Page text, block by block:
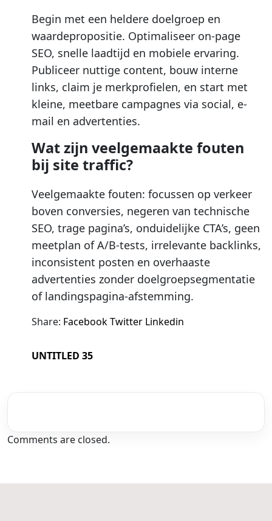
Begin met een heldere doelgroep en
waardepropositie. Optimaliseer on-page
SEO, snelle laadtijd en mobiele ervaring.
Publiceer nuttige content, bouw interne
links, claim je merkprofielen, en start met
kleine, meetbare campagnes via social, e-
mail en advertenties.
Wat zijn veelgemaakte fouten
bij site traffic?
Veelgemaakte fouten: focussen op verkeer
boven conversies, negeren van technische
SEO, trage pagina’s, onduidelijke CTA’s, geen
meetplan of A/B-tests, irrelevante backlinks,
inconsistent posten en overhaaste
advertenties zonder doelgroepsegmentatie
of landingspagina-afstemming.
Share: FacebookTwitter Linkedin
UNTITLED 35
Comments are closed.